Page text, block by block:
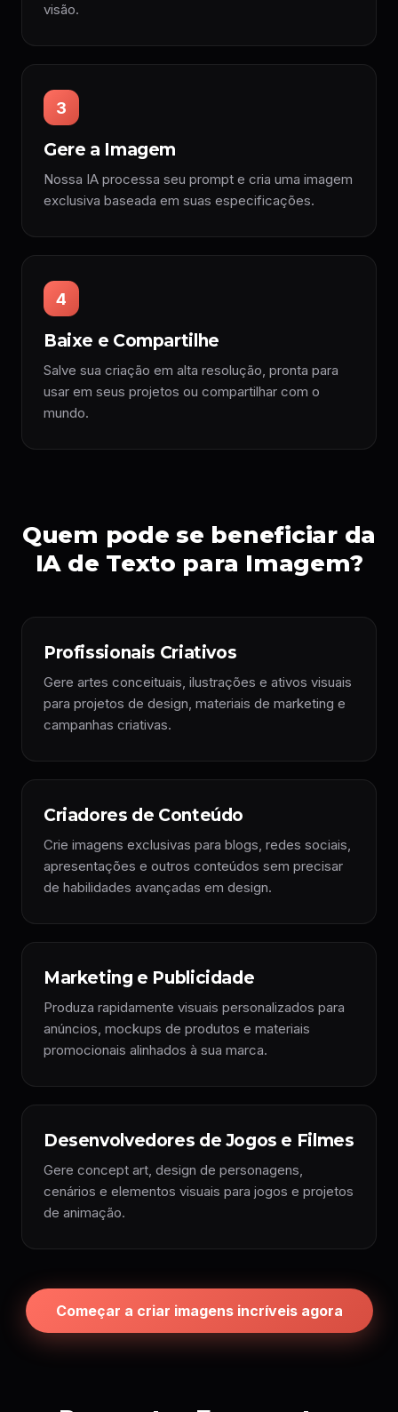
visão.
3
Gere a Imagem
Nossa IA processa seu prompt e cria uma imagem
exclusiva baseada em suas especificações.
4
Baixe e Compartilhe
Salve sua criação em alta resolução, pronta para
usar em seus projetos ou compartilhar com o
mundo.
Quem pode se beneficiar da
IA de Texto para Imagem?
Profissionais Criativos
Gere artes conceituais, ilustrações e ativos visuais
para projetos de design, materiais de marketing e
campanhas criativas.
Criadores de Conteúdo
Crie imagens exclusivas para blogs, redes sociais,
apresentações e outros conteúdos sem precisar
de habilidades avançadas em design.
Marketing e Publicidade
Produza rapidamente visuais personalizados para
anúncios, mockups de produtos e materiais
promocionais alinhados à sua marca.
Desenvolvedores de Jogos e Filmes
Gere concept art, design de personagens,
cenários e elementos visuais para jogos e projetos
de animação.
Começar a criar imagens incríveis agora